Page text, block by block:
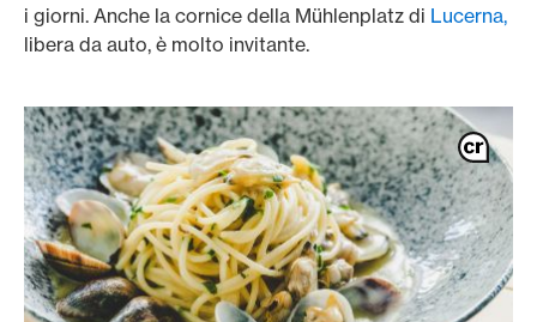
i giorni. Anche la cornice della Mühlenplatz di Lucerna,
libera da auto, è molto invitante.